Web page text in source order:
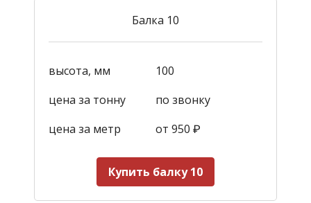
Балка 10
высота, мм
100
цена за тонну
по звонку
цена за метр
от 950 ₽
Купить балку 10